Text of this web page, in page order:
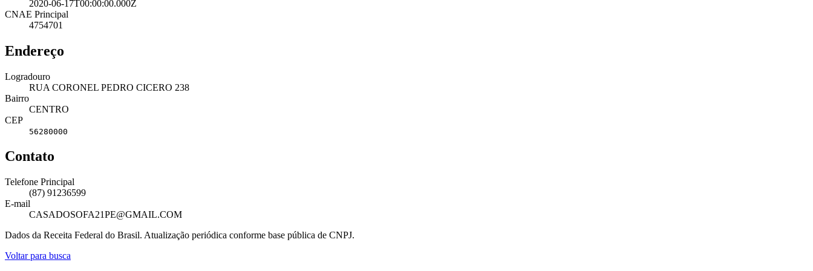
2020-06-17T00:00:00.000Z
CNAE Principal
4754701
Endereço
Logradouro
RUA CORONEL PEDRO CICERO 238
Bairro
CENTRO
CEP
56280000
Contato
Telefone Principal
(87) 91236599
E-mail
CASADOSOFA21PE@GMAIL.COM
Dados da Receita Federal do Brasil. Atualização periódica conforme base pública de CNPJ.
Voltar para busca